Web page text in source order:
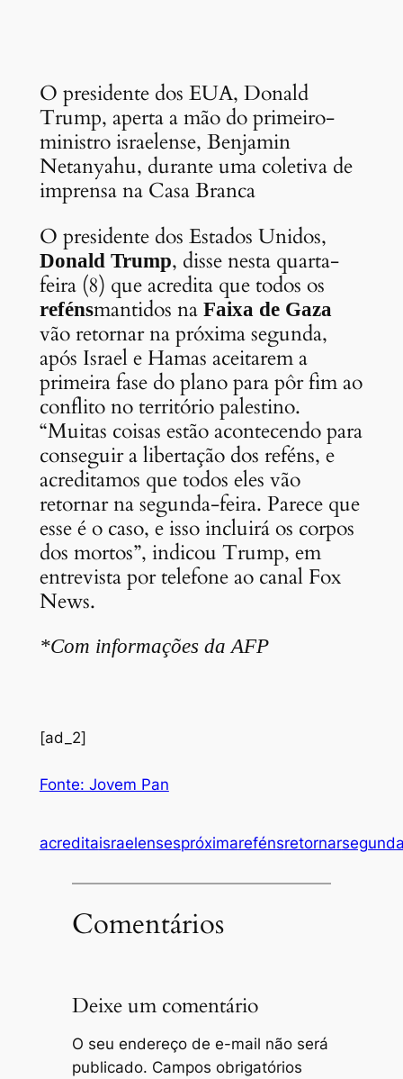
O presidente dos EUA, Donald
Trump, aperta a mão do primeiro-
ministro israelense, Benjamin
Netanyahu, durante uma coletiva de
imprensa na Casa Branca
O presidente dos Estados Unidos,
Donald Trump, disse nesta quarta-
feira (8) que acredita que todos os
refénsmantidos na Faixa de Gaza
vão retornar na próxima segunda,
após Israel e Hamas aceitarem a
primeira fase do plano para pôr fim ao
conflito no território palestino.
“Muitas coisas estão acontecendo para
conseguir a libertação dos reféns, e
acreditamos que todos eles vão
retornar na segunda-feira. Parece que
esse é o caso, e isso incluirá os corpos
dos mortos”, indicou Trump, em
entrevista por telefone ao canal Fox
News.
*Com informações da AFP
[ad_2]
Fonte: Jovem Pan
acreditaisraelensespróximarefénsretornar
Comentários
Deixe um comentário
O seu endereço de e-mail não será
publicado. Campos obrigatórios